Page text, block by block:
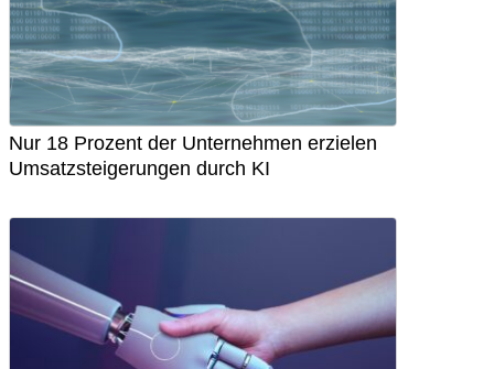
Nur 18 Prozent der Unternehmen erzielen
Umsatzsteigerungen durch KI